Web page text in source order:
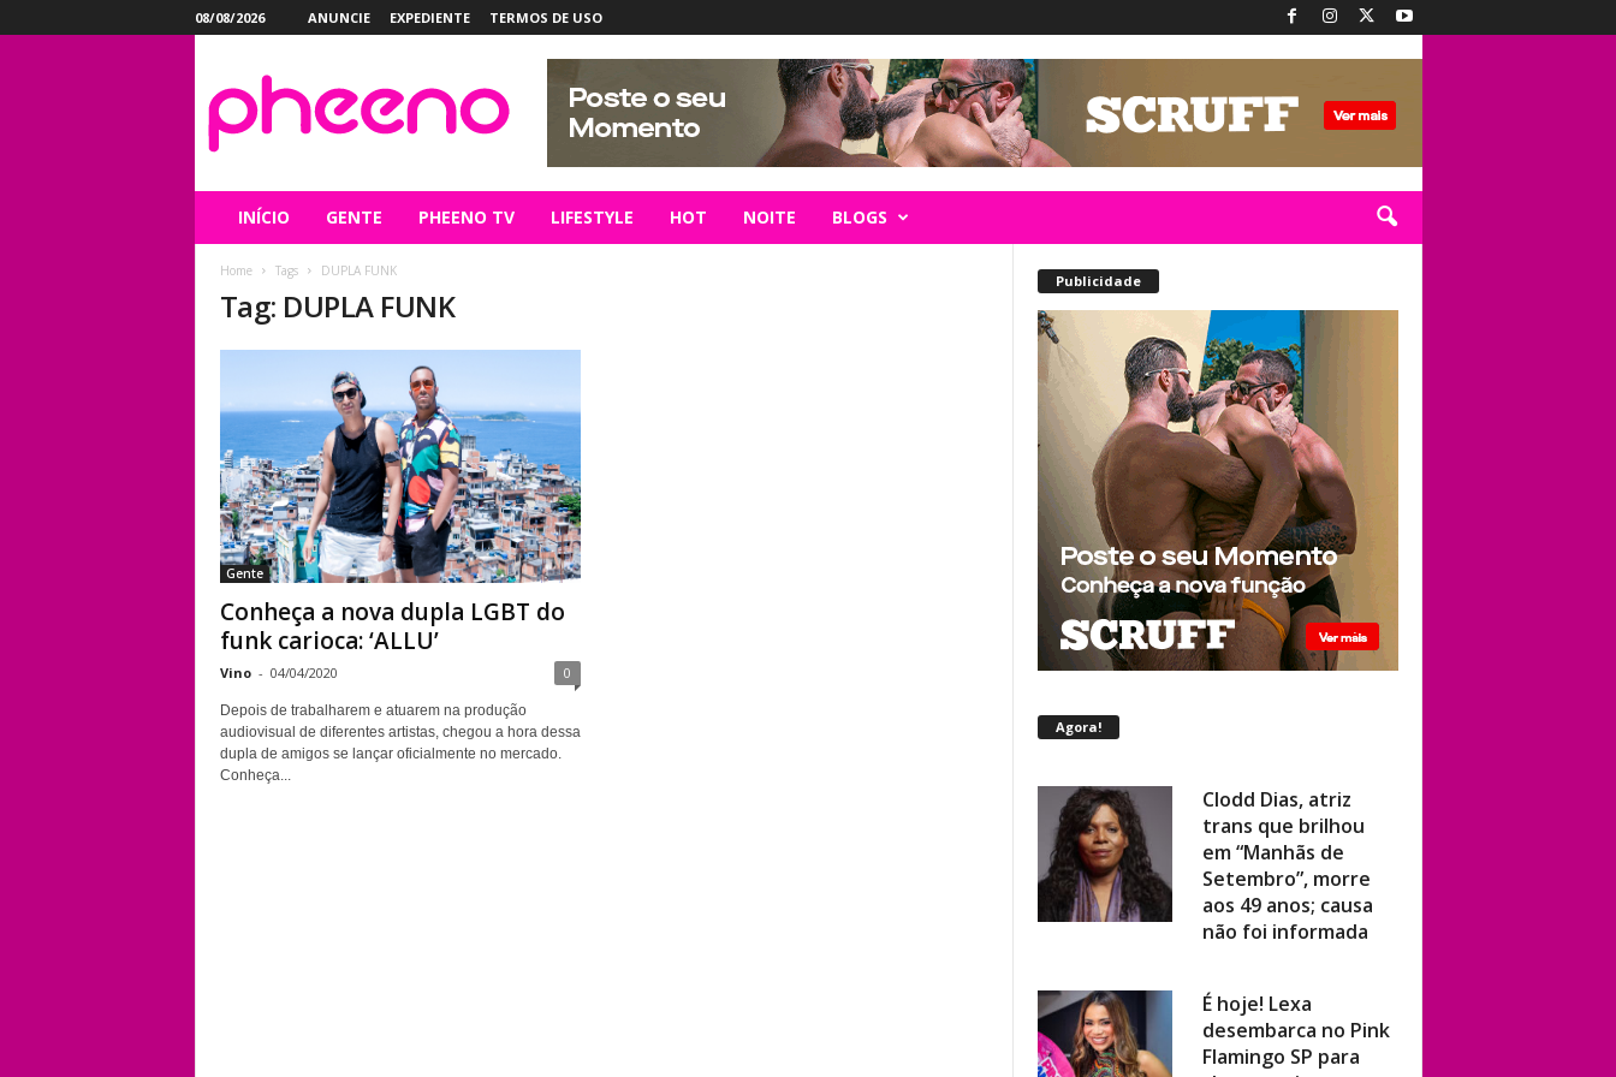
08/08/2026 ANUNCIE EXPEDIENTE TERMOS DE USO
INÍCIO GENTE PHEENO TV LIFESTYLE HOT NOITE BLOGS
Home Tags DUPLA FUNK
Tag: DUPLA FUNK
Gente
Conheça a nova dupla LGBT do
funk carioca: ‘ALLU’
Vino - 04/04/2020 0
Depois de trabalharem e atuarem na produção
audiovisual de diferentes artistas, chegou a hora dessa
dupla de amigos se lançar oficialmente no mercado.
Conheça...
Publicidade
Agora!
trans que brilhou
em “Manhãs de
Setembro”, morre
aos 49 anos; causa
não foi informada
É hoje! Lexa
desembarca no Pink
Flamingo SP para
show ao vivo com